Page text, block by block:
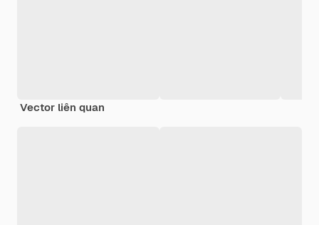
Vector liên quan